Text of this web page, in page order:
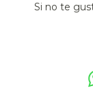
Si no te